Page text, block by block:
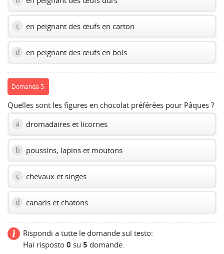
c en peignant des œufs en carton
d en peignant des œufs en bois
Domanda 5:
Quelles sont les figures en chocolat préférées pour Pâques ?
a dromadaires et licornes
b poussins, lapins et moutons
c chevaux et singes
d canaris et chatons
Rispondi a tutte le domande sul testo:
Hai risposto 0 su 5 domande.